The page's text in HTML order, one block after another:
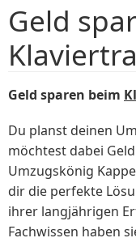
Geld
Geld sparen beim
Du planst deinen
möchtest dabei
Umzugskönig
dir die perfekte
ihrer langjährigen
Fachwissen haben